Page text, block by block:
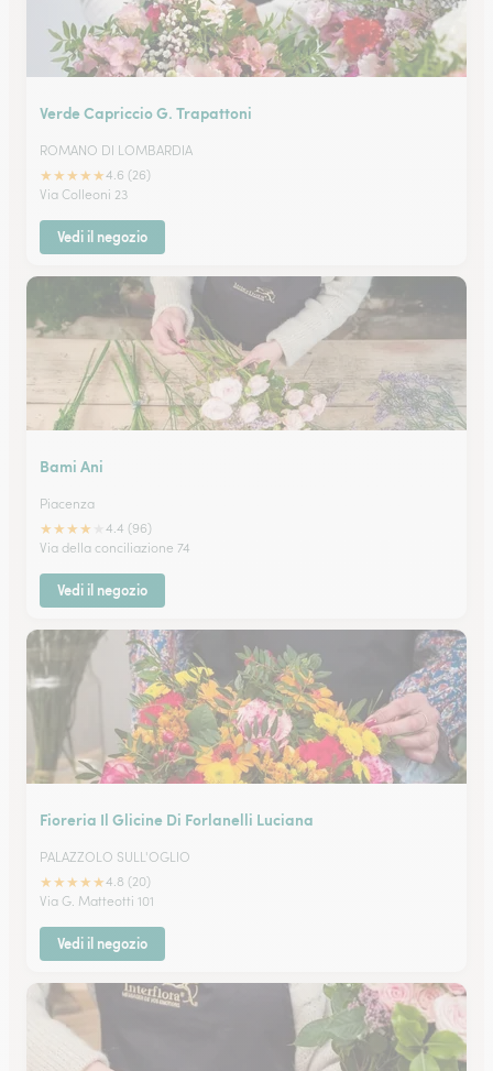
Verde Capriccio G. Trapattoni
ROMANO DI LOMBARDIA
★★★★★4.6 (26)
Via Colleoni 23
Vedi il negozio
Bami Ani
Piacenza
★★★★
4.4 (96)
Via della conciliazione 74
Vedi il negozio
Fioreria Il Glicine Di Forlanelli Luciana
PALAZZOLO SULL'OGLIO
★★★★★4.8 (20)
Via G. Matteotti 101
Vedi il negozio